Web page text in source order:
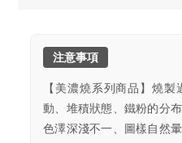
注意事項
【美濃燒系列商品】燒
動、堆積狀態、鐵粉的分
色澤深淺不一、圖樣自然